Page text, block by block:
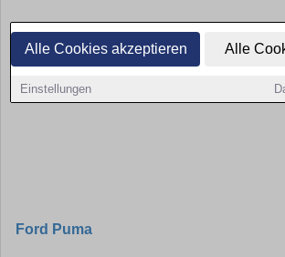
Alle Cookies akzeptieren Alle
Einstellungen
Ford Puma